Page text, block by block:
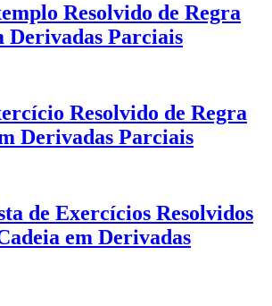
Resolvido de Regra
Derivadas Parciais
Resolvido de Regra
Derivadas Parciais
de Exercícios Resolvidos
em Derivadas